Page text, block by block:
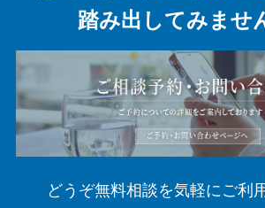
踏み出してみませ
どうぞ無料相談を気軽にご利